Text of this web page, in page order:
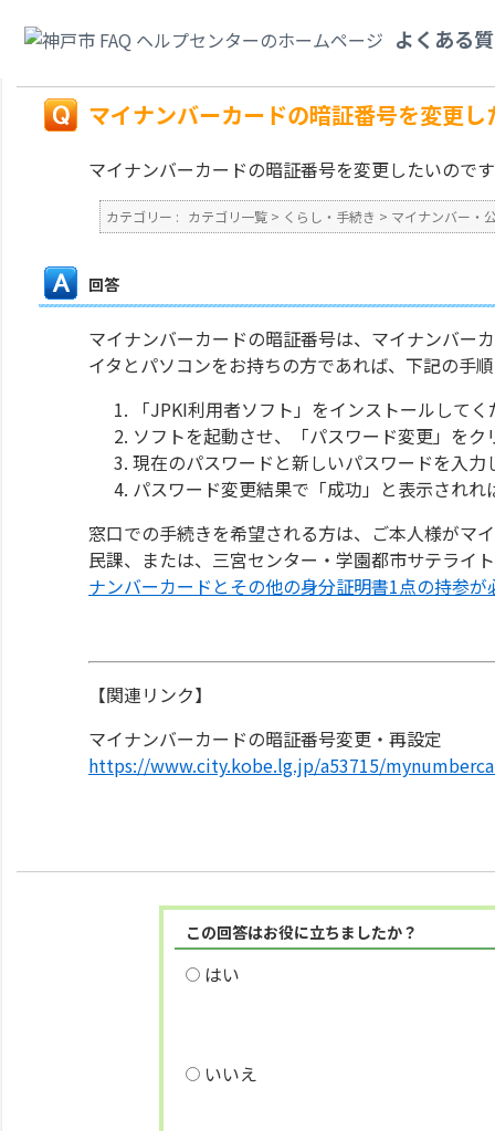
よくある
ください。
マイナンバーカードの暗証番号を変更
マイナンバーカードの暗証番号を変更したいので
カテゴリー : カテゴリ一覧 > くらし・手続き > マイナンバー・
回答
マイナンバーカードの暗証番号は、マイナンバー
イタとパソコンをお持ちの方であれば、下記の手
「JPKI利用者ソフト」をインストールして
ソフトを起動させ、「パスワード変更」を
現在のパスワードと新しいパスワードを入
パスワード変更結果で「成功」と表示されれ
窓口での手続きを希望される方は、ご本人様がマ
民課、または、三宮センター・学園都市サテライ
ナンバーカードとその他の身分証明書1点の持参が
【関連リンク】
マイナンバーカードの暗証番号変更・再設定
https://www.city.kobe.lg.jp/a53715/
この回答はお役に立ちましたか？
はい
いいえ